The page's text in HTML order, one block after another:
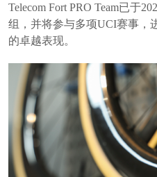
Telecom Fort PRO Team已于
组，并将参与多项UCI赛事，
的卓越表现。